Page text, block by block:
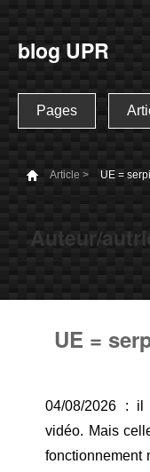
blog UPR
Pages
Article > UE =
Auteur/
UE =
04/08/2026 :
vidéo. Mais
fonctionnement